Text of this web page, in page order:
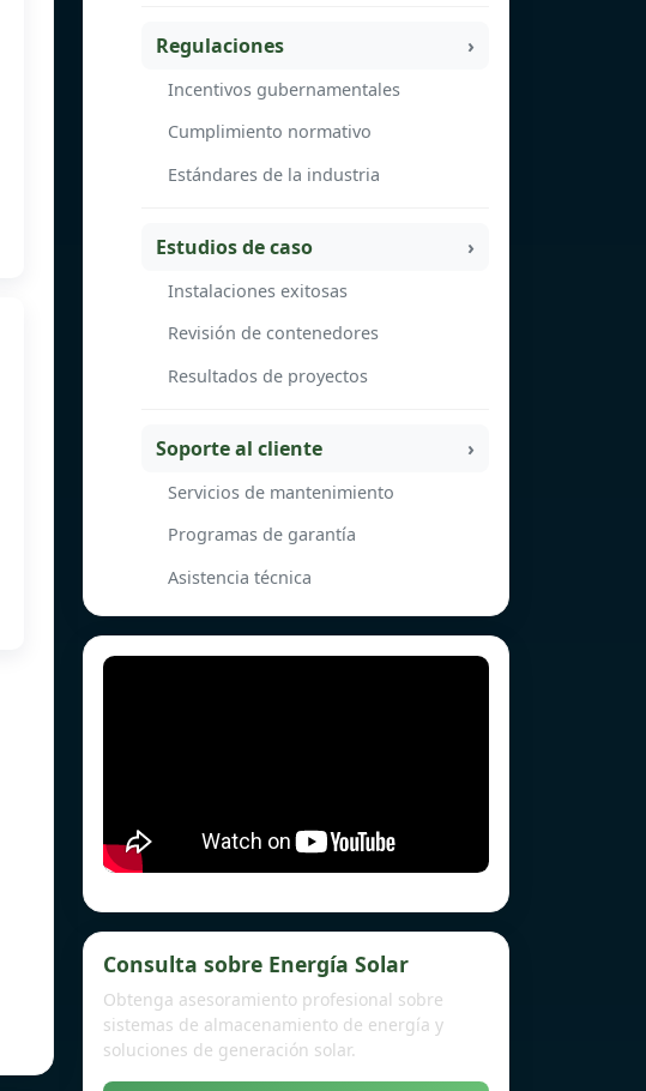
Regulaciones
Incentivos gubernamentales
Cumplimiento normativo
Estándares de la industria
Estudios de caso
Instalaciones exitosas
Revisión de contenedores
Resultados de proyectos
Soporte al cliente
Servicios de mantenimiento
Programas de garantía
Asistencia técnica
Consulta sobre Energía Solar
Obtenga asesoramiento profesional sobre
sistemas de almacenamiento de energía y
soluciones de generación solar.